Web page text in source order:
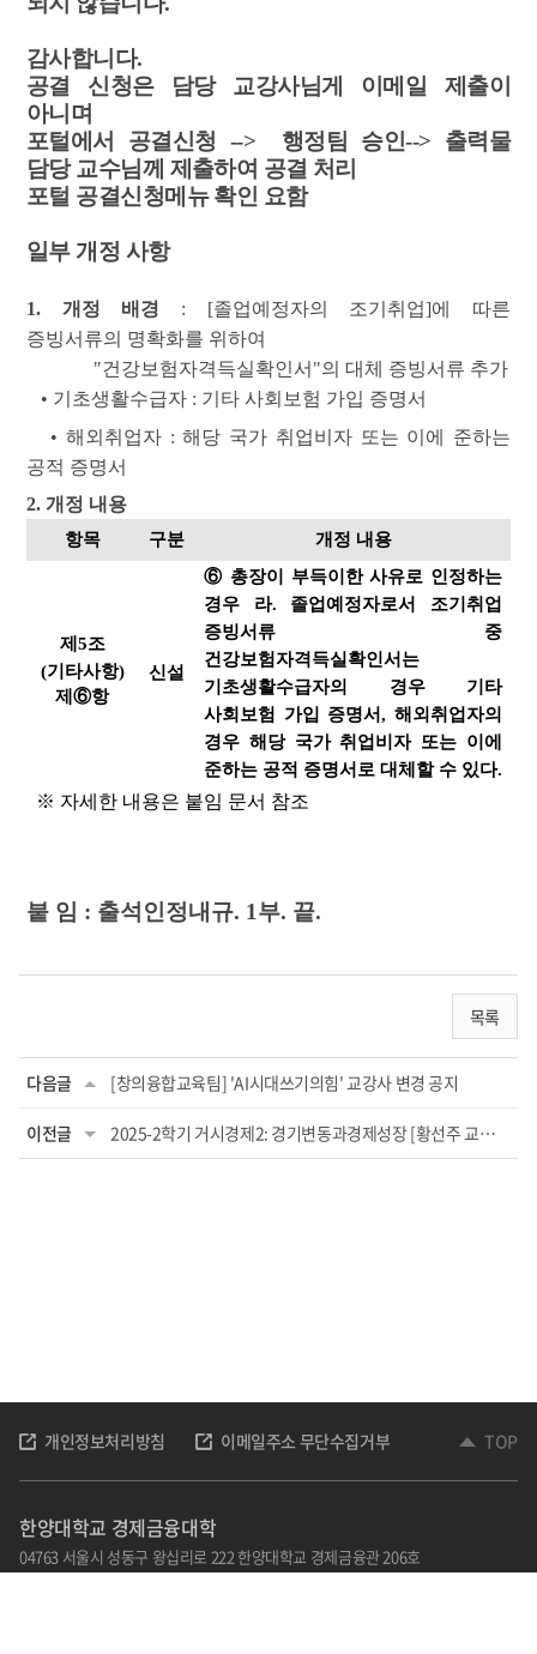
감사합니다.
공결 신청은 담당 교강사님게 이메일 제출이
아니며
포털에서 공결신청 --> 행정팀 승인--> 출력물
담당 교수님께 제출하여 공결 처리
포털 공결신청메뉴 확인 요함
일부 개정 사항
1. 개정 배경 : [졸업예정자의 조기취업]에 따른
증빙서류의 명확화를 위하여
"건강보험자격득실확인서"의 대체 증빙서류 추가
• 기초생활수급자 : 기타 사회보험 가입 증명서
• 해외취업자 : 해당 국가 취업비자 또는 이에 준하는
공적 증명서
2. 개정 내용
항목 구분 개정 내용
제5조
(기타사항)
제⑥항
신설
⑥ 총장이 부득이한 사유로 인정하는
경우 라. 졸업예정자로서 조기취업
증빙서류 중
건강보험자격득실확인서는
기초생활수급자의 경우 기타
사회보험 가입 증명서, 해외취업자의
경우 해당 국가 취업비자 또는 이에
준하는 공적 증명서로 대체할 수 있다.
※ 자세한 내용은 붙임 문서 참조
붙 임 : 출석인정내규. 1부. 끝.
목록
다음글 [창의융합교육팀] 'AI시대쓰기의힘' 교강사 변경 공지
이전글 2025-2학기 거시경제2: 경기변동과경제성장 [황선주 교수님] 교과목 관련 영어전용강좌...
개인정보처리방침 이메일주소 무단수집거부 TOP
한양대학교 경제금융대학
04763 서울시 성동구 왕십리로 222 한양대학교 경제금융관 206호